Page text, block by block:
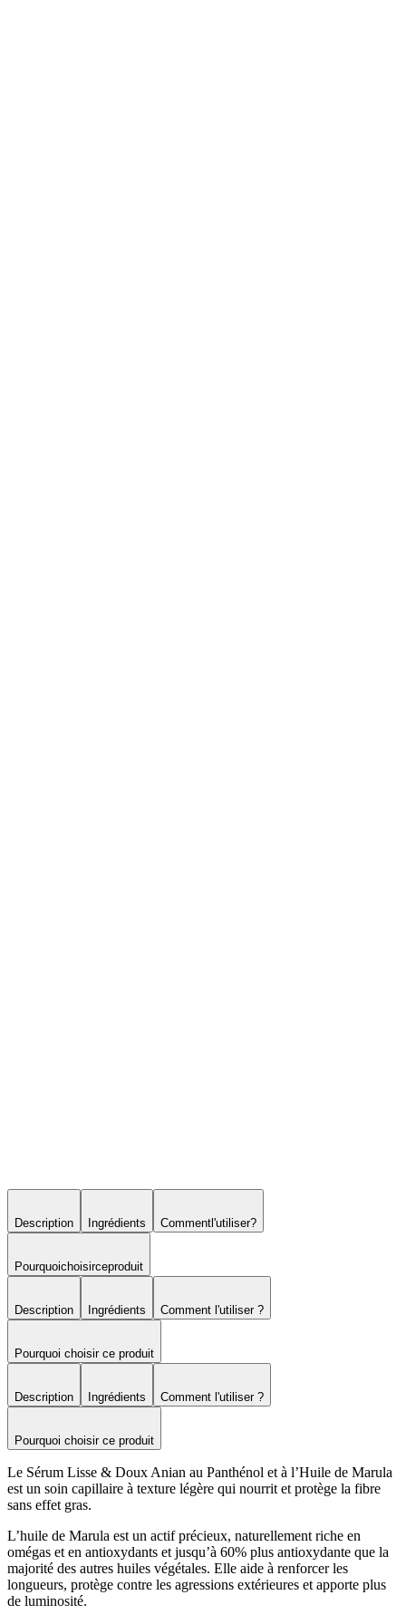
Description Ingrédients Comment l'utiliser?
Pourquoichoisirceproduit
Description Ingrédients Comment l'utiliser ?
Pourquoi choisir ce produit
Description Ingrédients Comment l'utiliser ?
Pourquoi choisir ce produit
Le Sérum Lisse & Doux Anian au Panthénol et à l’Huile de Marula
est un soin capillaire à texture légère qui nourrit et protège la fibre
sans effet gras.
L’huile de Marula est un actif précieux, naturellement riche en
omégas et en antioxydants et jusqu’à 60% plus antioxydante que la
majorité des autres huiles végétales. Elle aide à renforcer les
longueurs, protège contre les agressions extérieures et apporte plus
de luminosité.